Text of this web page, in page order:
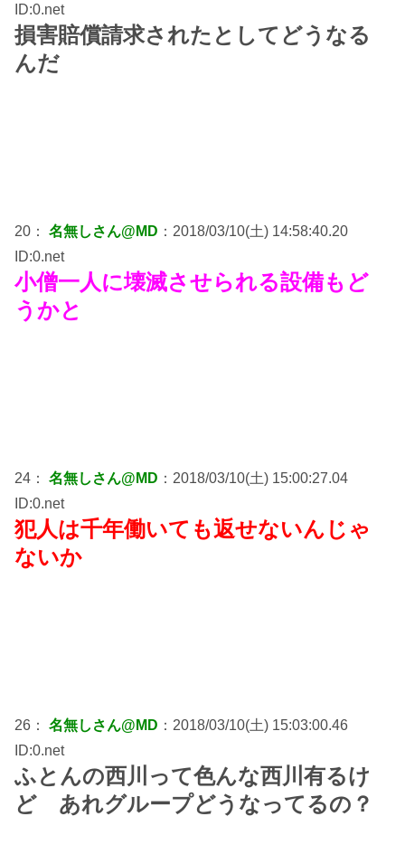
ID:0.net
損害賠償請求されたとしてどうなる
んだ
20： 名無しさん@MD ：2018/03/10(土) 14:58:40.20
ID:0.net
小僧一人に壊滅させられる設備もど
うかと
24： 名無しさん@MD ：2018/03/10(土) 15:00:27.04
ID:0.net
犯人は千年働いても返せないんじゃ
ないか
26： 名無しさん@MD ：2018/03/10(土) 15:03:00.46
ID:0.net
ふとんの西川って色んな西川有るけ
ど あれグループどうなってるの？